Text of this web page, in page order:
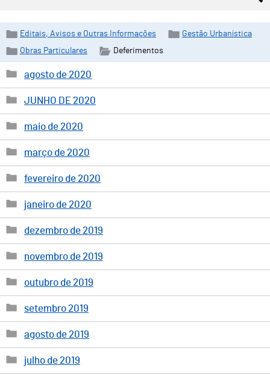
Editais, Avisos e Outras Informações
Gestão Urbanística
Obras Particulares
Deferimentos
agosto de 2020
JUNHO DE 2020
maio de 2020
março de 2020
fevereiro de 2020
janeiro de 2020
dezembro de 2019
novembro de 2019
outubro de 2019
setembro 2019
agosto de 2019
julho de 2019